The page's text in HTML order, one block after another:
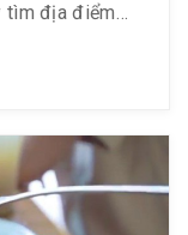
tìm địa điểm
không